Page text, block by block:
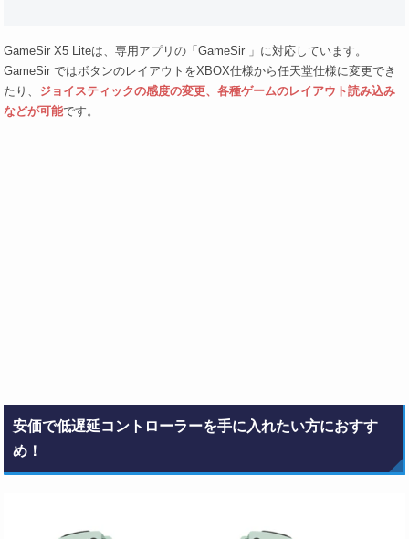
GameSir X5 Liteは、専用アプリの「GameSir 」に対応しています。
GameSir ではボタンのレイアウトをXBOX仕様から任天堂仕様に変更でき
たり、 ジョイスティックの感度の変更、各種ゲームのレイアウト読み込み
などが可能です。
安価で低遅延コントローラーを手に入れたい方におすす
め！